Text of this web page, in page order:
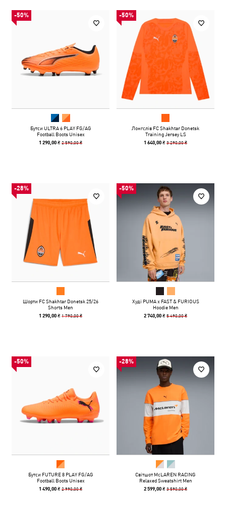
-50%
Бутси ULTRA 6 PLAY FG/AG
Football Boots Unisex
1 290,00 ₴2 590,00 ₴
-50%
Лонгслів FC Shakhtar Donetsk
Training Jersey LS
1 640,00 ₴3 290,00 ₴
-28%
Шорти FC Shakhtar Donetsk 25/26
Shorts Men
1 290,00 ₴1 790,00 ₴
-50%
Худі PUMA x FAST & FURIOUS
Hoodie Men
2 740,00 ₴5 490,00 ₴
-50%
Бутси FUTURE 8 PLAY FG/AG
Football Boots Unisex
1 490,00 ₴2 990,00 ₴
-28%
Світшот McLAREN RACING
Relaxed Sweatshirt Men
2 599,00 ₴3 590,00 ₴